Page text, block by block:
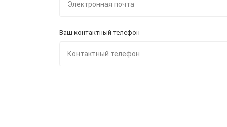
Ваш контактный телефон